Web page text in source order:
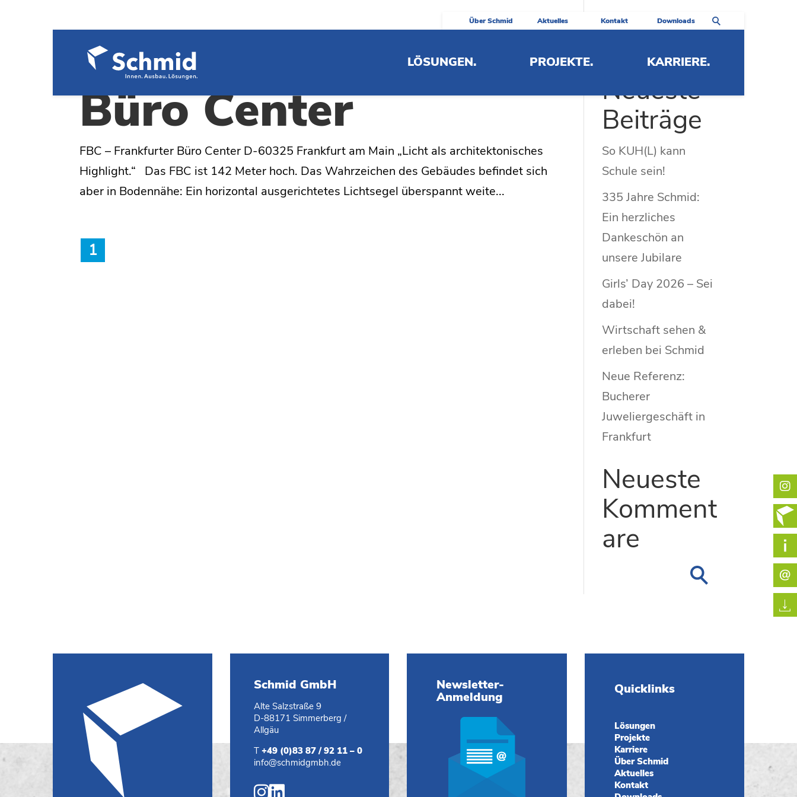
Über Schmid Aktuelles Kontakt Downloads
LÖSUNGEN. PROJEKTE. KARRIERE.
FBC – Frankfurter
Büro Center
FBC – Frankfurter Büro Center D-60325 Frankfurt am Main „Licht als architektonisches
Highlight.“ Das FBC ist 142 Meter hoch. Das Wahrzeichen des Gebäudes befindet sich
aber in Bodennähe: Ein horizontal ausgerichtetes Lichtsegel überspannt weite...
1
Neueste
Beiträge
So KUH(L) kann
Schule sein!
335 Jahre Schmid:
Ein herzliches
Dankeschön an
unsere Jubilare
Girls’ Day 2026 – Sei
dabei!
Wirtschaft sehen &
erleben bei Schmid
Neue Referenz:
Bucherer
Juweliergeschäft in
Frankfurt
Neueste
Komment
are
Schmid GmbH
Alte Salzstraße 9
D-88171 Simmerberg /
Allgäu
T+49 (0)83 87 / 92 11 – 0
info@schmidgmbh.de
Newsletter-
Anmeldung
Quicklinks
Lösungen
Projekte
Karriere
Über Schmid
Aktuelles
Kontakt